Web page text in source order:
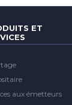
ET
aux émetteurs